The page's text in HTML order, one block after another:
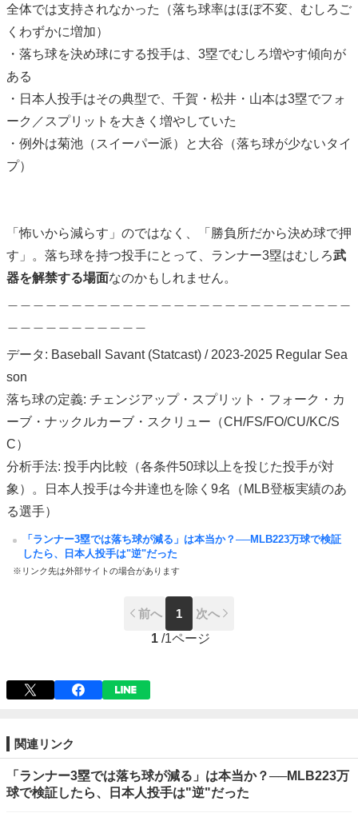
全体では支持されなかった（落ち球率はほぼ不変、むしろご
くわずかに増加）
・落ち球を決め球にする投手は、3塁でむしろ増やす傾向が
ある
・日本人投手はその典型で、千賀・松井・山本は3塁でフォ
ーク／スプリットを大きく増やしていた
・例外は菊池（スイーパー派）と大谷（落ち球が少ないタイ
プ）
「怖いから減らす」のではなく、「勝負所だから決め球で押
す」。落ち球を持つ投手にとって、ランナー3塁はむしろ武
器を解禁する場面なのかもしれません。
データ: Baseball Savant (Statcast) / 2023-2025 Regular Sea
son
落ち球の定義: チェンジアップ・スプリット・フォーク・カ
ーブ・ナックルカーブ・スクリュー（CH/FS/FO/CU/KC/S
C）
分析手法: 投手内比較（各条件50球以上を投じた投手が対
象）。日本人投手は今井達也を除く9名（MLB登板実績のあ
る選手）
「ランナー3塁では落ち球が減る」は本当か？──MLB223万球で検証
したら、日本人投手は"逆"だった
※リンク先は外部サイトの場合があります
前へ 1
次へ
1 /1ページ
関連リンク
「ランナー3塁では落ち球が減る」は本当か？──MLB223万
球で検証したら、日本人投手は"逆"だった